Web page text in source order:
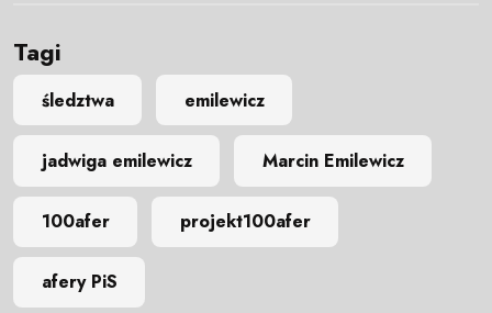
Tagi
śledztwa emilewicz
jadwiga emilewicz Marcin Emilewicz
100afer projekt100afer
afery PiS